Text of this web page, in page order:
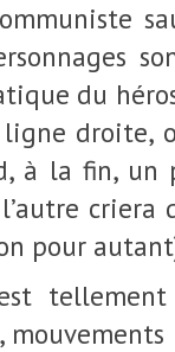
du
droite,
à la fin, un
criera
pour
tellement